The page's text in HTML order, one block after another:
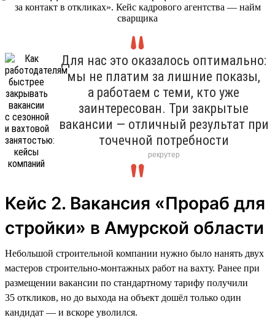
Для нас это оказалось оптимально:
мы не платим за лишние показы,
а работаем с теми, кто уже
заинтересован. Три закрытые
вакансии — отличный результат при
точечной потребности
рекрутер
Кейс 2. Вакансия «Прораб для
стройки» в Амурской области
Небольшой строительной компании нужно было нанять двух
мастеров строительно-монтажных работ на вахту. Ранее при
размещении вакансии по стандартному тарифу получили
35 откликов, но до выхода на объект дошёл только один
кандидат — и вскоре уволился.